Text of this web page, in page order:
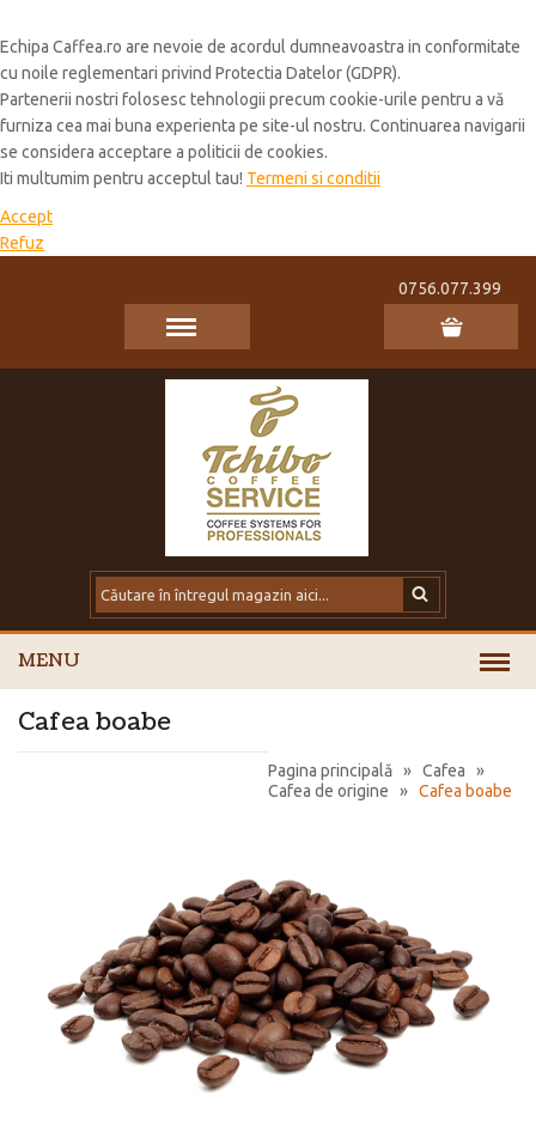
Echipa Caffea.ro are nevoie de acordul dumneavoastra in conformitate
cu noile reglementari privind Protectia Datelor (GDPR).
Partenerii nostri folosesc tehnologii precum cookie-urile pentru a vă
furniza cea mai buna experienta pe site-ul nostru. Continuarea navigarii
se considera acceptare a politicii de cookies.
Iti multumim pentru acceptul tau! Termeni si conditii
Accept
Refuz
0756.077.399
MENU
Pagina principală » Cafea
»
Cafea de origine
» Cafea boabe
Cafea boabe